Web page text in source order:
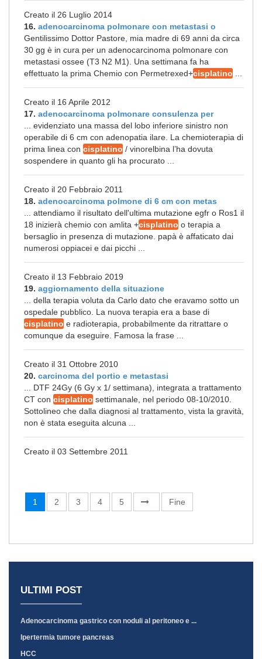
Creato il 26 Luglio 2014
16. adenocarcinoma polmonare con metastasi o
Gentilissimo Dottor Pastore, mia madre di 69 anni da circa
30 gg è in cura per un adenocarcinoma polmonare con
metastasi ossee (T3 N2 M1). Una settimana fa ha
effettuato la prima Chemio con Permetrexed+cisplatino
Creato il 16 Aprile 2012
17. adenocarcinoma polmonare consulenza per
... evidenziato una massa del lobo inferiore sinistro non
operabile di 6 cm con adenopatia ilare. La chemioterapia di
prima linea con cisplatino / vinorelbina l’ha dovuta
sospendere in quanto gli ha procurato ...
Creato il 20 Febbraio 2011
18. adenocarcinoma polmone di 6 cm con metas
... attendiamo il risultato dell'ultima mutazione egfr o Ros1 il
18 inizierà chemio con amlita +cisplatino o terapia a
bersaglio in presenza di mutazione. papà è affaticato dai
numerosi oppiacei e dai picchi ...
Creato il 13 Febbraio 2019
19. aggiornamento della situazione
... della terapia voluta da Carlo dato che eravamo sotto un
ospedale pubblico. La nuova terapia era a base di
cisplatino e radioterapia, probabilmente da ritrattare o
comunque da eseguire. Famosa la frase ...
Creato il 31 Ottobre 2010
20. carcinoma del portio e metastasi
... DTF 24Gy (6 Gy x 1/ settimana), integrata a trattamento
CT con cisplatino settimanale, nel periodo 08-10/2010.
Sottolineo che dalla diagnosi al trattamento, vista la gravità,
non è stata eseguita alcuna ...
Creato il 03 Settembre 2011
1 2 3 4 5 Fine
ULTIMI POST
Adenocarcinoma gastrico con noduli al peritoneo e ...
Ipertermia tumore pancreas
HCC